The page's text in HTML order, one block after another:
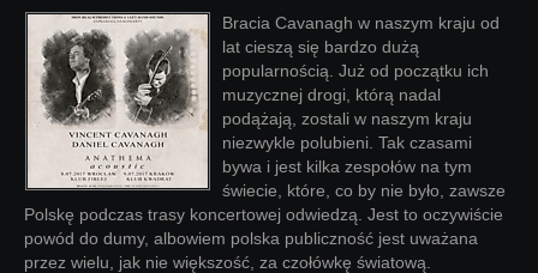
Bracia Cavanagh w naszym kraju od
lat cieszą się bardzo dużą
popularnością. Już od początku ich
muzycznej drogi, którą nadal
podążają, zostali w naszym kraju
niezwykle polubieni. Tak czasami
bywa i jest kilka zespołów na tym
świecie, które, co by nie było, zawsze
Polskę podczas trasy koncertowej odwiedzą. Jest to oczywiście
powód do dumy, albowiem polska publiczność jest uważana
przez wielu, jak nie większość, za czołówkę światową.